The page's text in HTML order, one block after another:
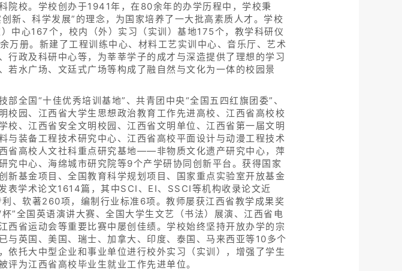
院校。学校创办于1941年，在80余年的办学历程中，学校秉
新、科学发展”的理念，为国家培养了一大批高素质人才。学校
中心167个，校内（外）实习（实训）基地175个，教学科研仪
册。新建了工程训练中心、材料工艺实训中心、音乐厅、艺术
政及科研中心等，为莘莘学子的成才与深造提供了理想的学习
水广场、文廷式广场等构成了融自然与文化为一体的校园景
全国“十佳优秀培训基地”、共青团中央“全国五四红旗团委”、
园、江西省大学生思想政治教育工作先进高校、江西省高校校
、江西省安全文明校园、江西省文明单位、江西省第一届文明
装备工程技术研究中心、江西省高校平面设计与动漫工程技术
省高校人文社科重点研究基地——非物质文化遗产研究中心，萍
中心、海绵城市研究院等9个产学研协同创新平台。获得国家
新基金项目、全国教育科学规划项目、国家重点实验室开放基金
表学术论文1614篇，其中SCI、EI、SSCI等机构收录论文近
、软著260项，编制行业标准6项。教师屡获江西省教学成果奖
”全国英语演讲大赛、全国大学生文艺（书法）展演、江西省电
省运动会等重要比赛中屡创佳绩。学校始终坚持开放办学的宗
与英国、美国、瑞士、加拿大、印度、泰国、马来西亚等10多个
托大中型企业和事业单位进行校外实习（实训），增强了学生
为江西省高校毕业生就业工作先进单位。